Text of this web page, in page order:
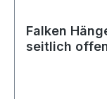
Falken
seitlich